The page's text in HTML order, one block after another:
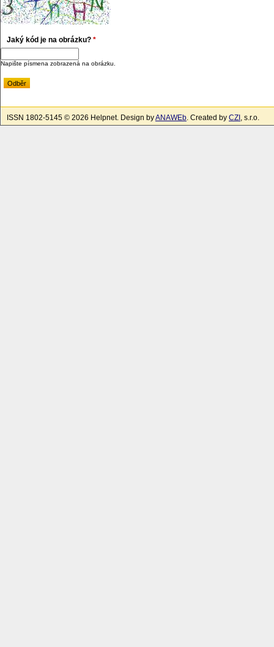
Jaký kód je na obrázku? *
Napište písmena zobrazená na obrázku.
ISSN 1802-5145 © 2026 Helpnet. Design byANAWEb. Created by CZI , s.r.o.